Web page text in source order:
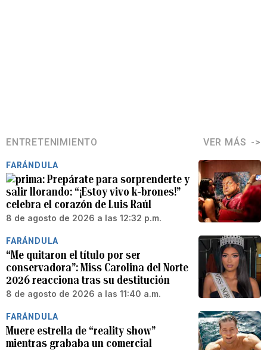
ENTRETENIMIENTO VER MÁS
FARÁNDULA
Prepárate para sorprenderte y
salir llorando: “¡Estoy vivo k-brones!”
celebra el corazón de Luis Raúl
8 de agosto de 2026 a las 12:32 p.m.
FARÁNDULA
“Me quitaron el título por ser
conservadora”: Miss Carolina del Norte
2026 reacciona tras su destitución
8 de agosto de 2026 a las 11:40 a.m.
FARÁNDULA
Muere estrella de “reality show”
mientras grababa un comercial